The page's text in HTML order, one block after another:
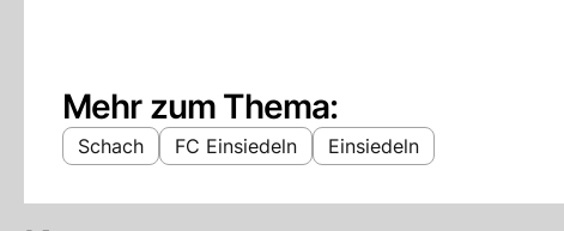
Mehr zum Thema:
Schach FC Einsiedeln Einsiedeln